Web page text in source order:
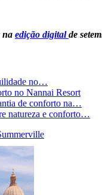
na edição digitalde
no…
no Nannai Resort
de conforto na…
natureza e conforto…